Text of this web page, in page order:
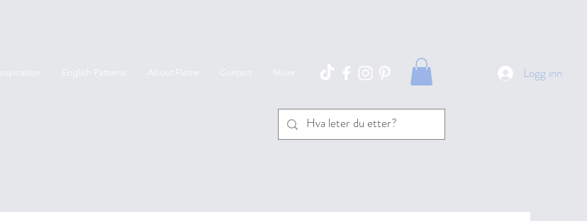
Inspiration English Patterns About Fløtre Contact More Logg inn